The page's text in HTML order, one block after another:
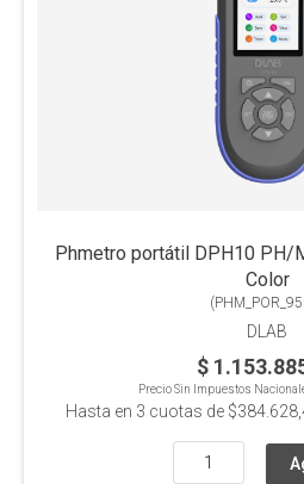
Phmetro portátil DPH10 PH/MV/(ORP)/T° Pantalla
Color
(
DLAB
$
Precio Sin Impuestos
Hasta en 3 cuotas de